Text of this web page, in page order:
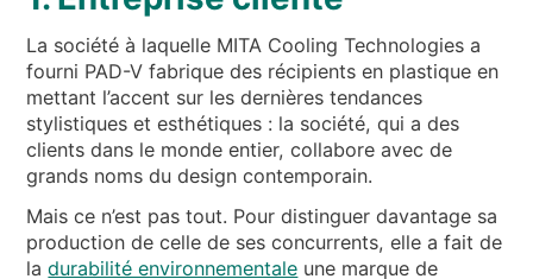
La société à laquelle MITA Cooling Technologies a
fourni PAD-V fabrique des récipients en plastique en
mettant l’accent sur les dernières tendances
stylistiques et esthétiques : la société, qui a des
clients dans le monde entier, collabore avec de
grands noms du design contemporain.
Mais ce n’est pas tout. Pour distinguer davantage sa
production de celle de ses concurrents, elle a fait de
ladurabilité environnementale une marque de